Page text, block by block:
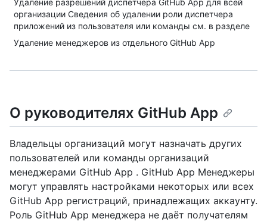
Удаление разрешений диспетчера GitHub App для всей
организации Сведения об удалении роли диспетчера
приложений из пользователя или команды см. в разделе
Удаление менеджеров из отдельного GitHub App
О руководителях GitHub App
Владельцы организаций могут назначать других
пользователей или команды организаций
менеджерами GitHub App . GitHub App Менеджеры
могут управлять настройками некоторых или всех
GitHub App регистраций, принадлежащих аккаунту.
Роль GitHub App менеджера не даёт получателям